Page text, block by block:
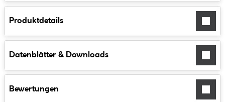
Produktdetails
Datenblätter & Downloads
Bewertungen